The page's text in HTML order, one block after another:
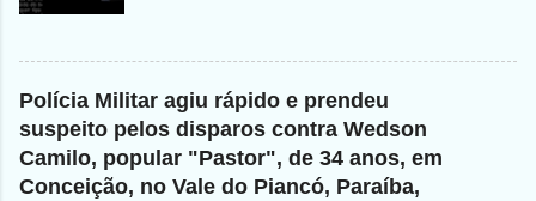
Polícia Militar agiu rápido e prendeu
suspeito pelos disparos contra Wedson
Camilo, popular "Pastor", de 34 anos, em
Conceição, no Vale do Piancó, Paraíba,